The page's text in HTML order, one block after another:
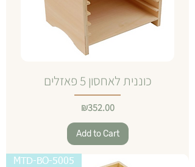
כוננית לאחסון 5 פאזלים
Price
₪352.00
Add to Cart
MTD-BO-5005